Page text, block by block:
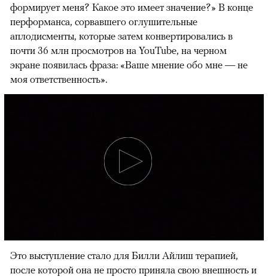
формирует меня? Какое это имеет значение?» В конце
перформанса, сорвавшего оглушительные
аплодисменты, которые затем конвертировались в
почти 36 млн просмотров на YouTube, на черном
экране появилась фраза: «Ваше мнение обо мне — не
моя ответственность».
Это выступление стало для Билли Айлиш терапией,
после которой она не просто приняла свою внешность и